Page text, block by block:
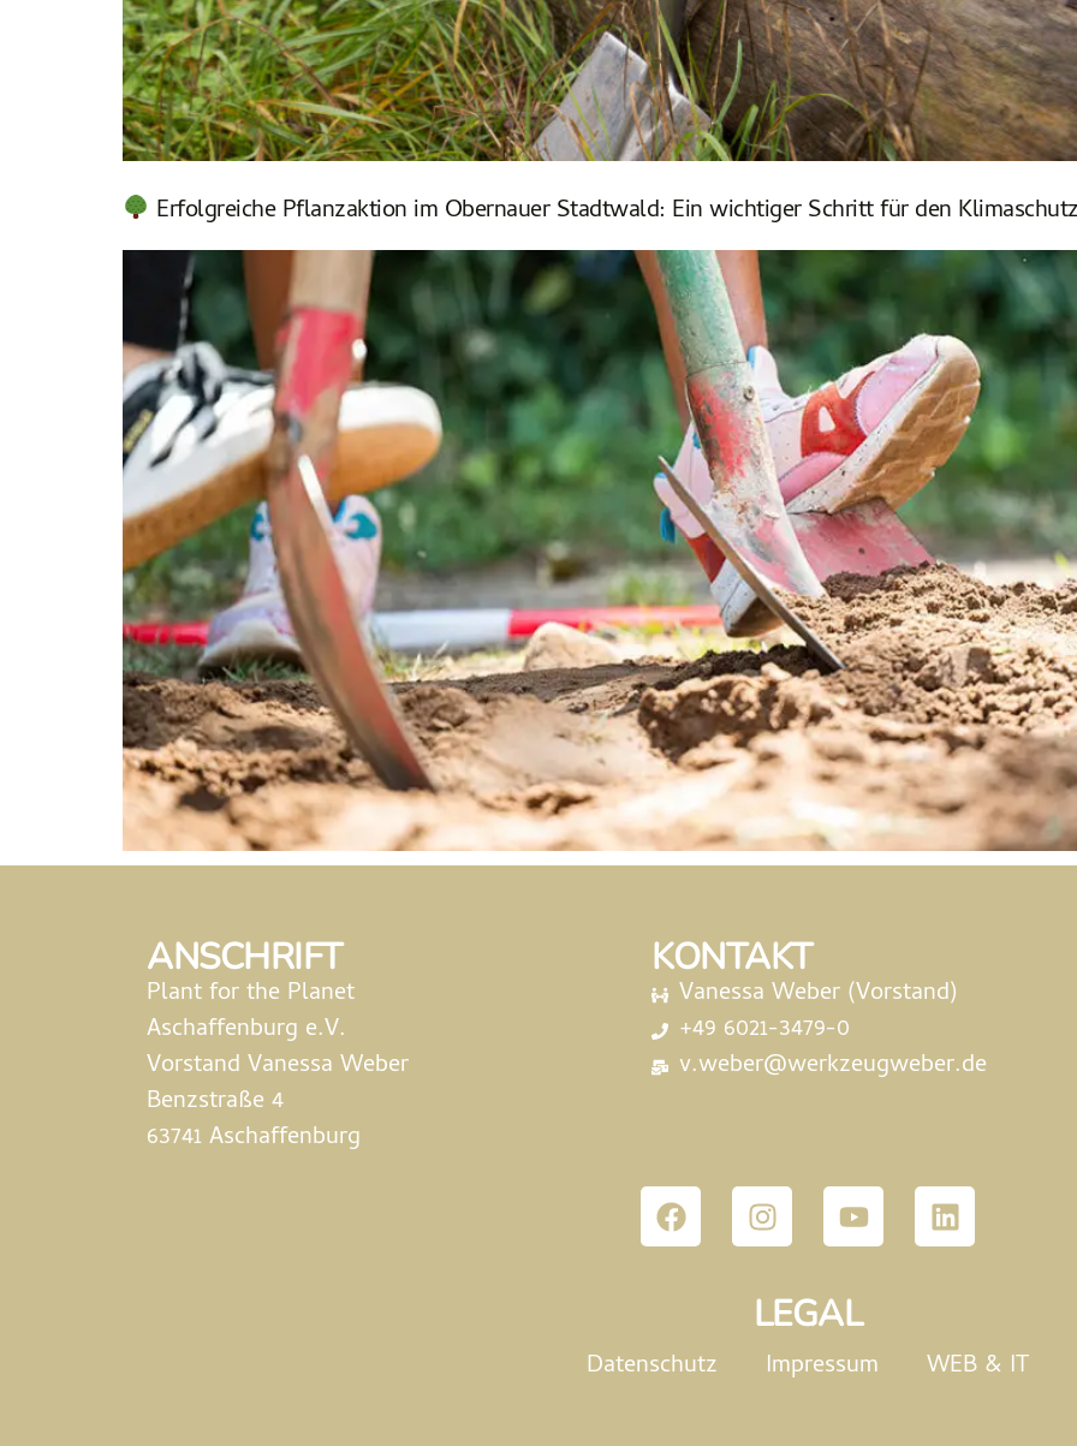
Erfolgreiche Pflanzaktion im Obernauer Stadtwald: Ein wichtiger Schritt für den
ANSCHRIFT
Plant for the Planet
Aschaffenburg e.V.
Vorstand Vanessa Weber
Benzstraße 4
63741 Aschaffenburg
KONTAKT
Vanessa Weber (Vorstand)
+49 6021-3479-0
v.weber@werkzeugweber.de
LEGAL
Datenschutz Impressum WEB & IT